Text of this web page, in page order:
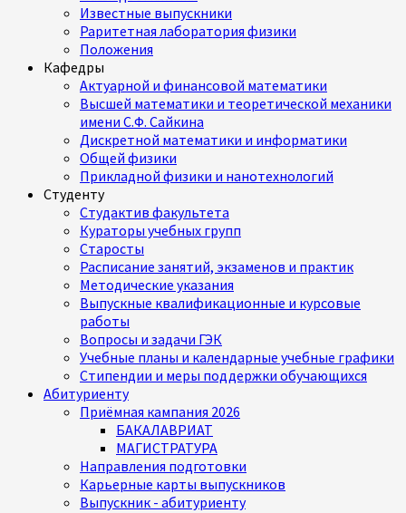
Известные выпускники
Раритетная лаборатория физики
Положения
Кафедры
Актуарной и финансовой математики
Высшей математики и теоретической механики
имени С.Ф. Сайкина
Дискретной математики и информатики
Общей физики
Прикладной физики и нанотехнологий
Студенту
Студактив факультета
Кураторы учебных групп
Старосты
Расписание занятий, экзаменов и практик
Методические указания
Выпускные квалификационные и курсовые
работы
Вопросы и задачи ГЭК
Учебные планы и календарные учебные графики
Стипендии и меры поддержки обучающихся
Абитуриенту
Приёмная кампания 2026
БАКАЛАВРИАТ
МАГИСТРАТУРА
Направления подготовки
Карьерные карты выпускников
Выпускник - абитуриенту